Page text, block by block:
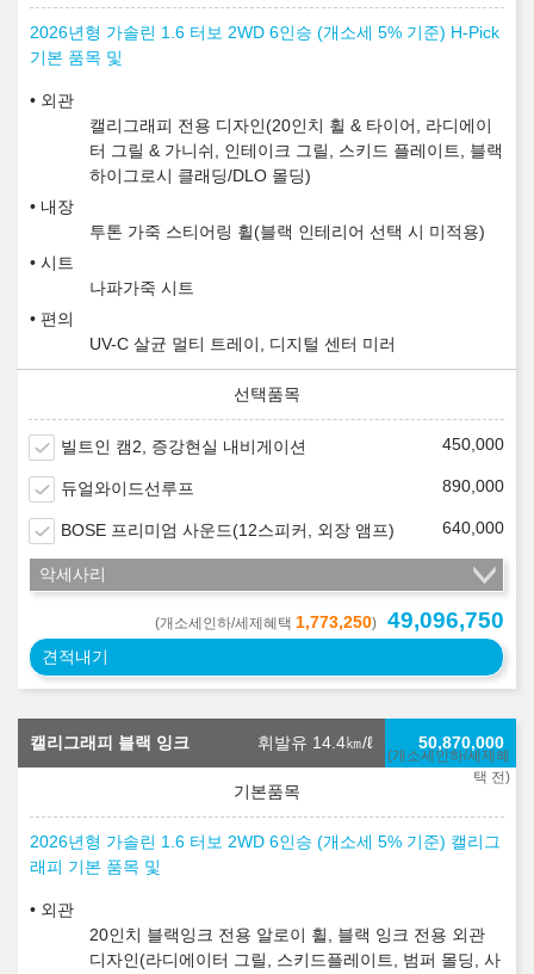
2026년형 가솔린 1.6 터보 2WD 6인승 (개소세 5% 기준) H-Pick
기본 품목 및
외관
캘리그래피 전용 디자인(20인치 휠 & 타이어, 라디에이
터 그릴 & 가니쉬, 인테이크 그릴, 스키드 플레이트, 블랙
하이그로시 클래딩/DLO 몰딩)
내장
투톤 가죽 스티어링 휠(블랙 인테리어 선택 시 미적용)
시트
나파가죽 시트
편의
UV-C 살균 멀티 트레이, 디지털 센터 미러
빌트인 캠2, 증강현실 내비게이션 450,000
듀얼와이드선루프 890,000
BOSE 프리미엄 사운드(12스피커, 외장 앰프) 640,000
악세사리
(개소세인하/세제혜택 1,773,250) 49,096,750
견적내기
캘리그래피 블랙 잉크 휘발유 14.4㎞/ℓ
(개소세인하/세제혜
택 전)
50,870,000
2026년형 가솔린 1.6 터보 2WD 6인승 (개소세 5% 기준) 캘리그
래피 기본 품목 및
외관
20인치 블랙잉크 전용 알로이 휠, 블랙 잉크 전용 외관
디자인(라디에이터 그릴, 스키드플레이트, 범퍼 몰딩, 사